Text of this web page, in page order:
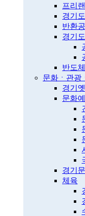
프리
경기
반환
경기
반도
문화ㆍ관광
경기
문화
경기
체육